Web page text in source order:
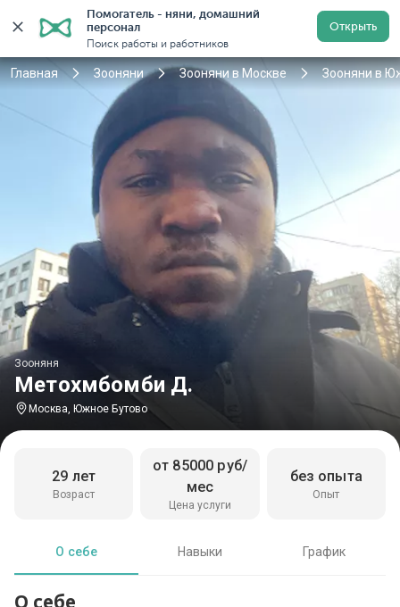
Помогатель - няни, домашний
персонал
Поиск работы и работников
Открыть
Регистрация
Главная Зооняни Зооняни в Москве Зооняни в
Метохмбомби Д.
Зооняня
Москва, Южное Бутово
Возраст
29 лет
Цена услуги
от 85000 руб/
мес
Опыт
без опыта
О себе Навыки График
О себе